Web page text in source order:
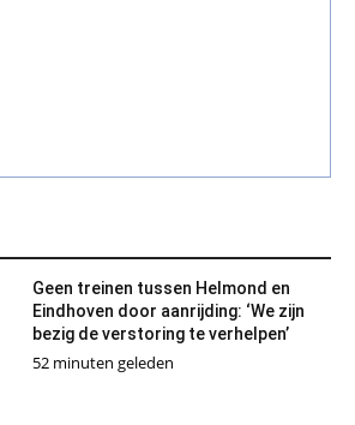
Geen treinen tussen Helmond en
Eindhoven door aanrijding: ‘We zijn
bezig de verstoring te verhelpen’
52 minuten geleden